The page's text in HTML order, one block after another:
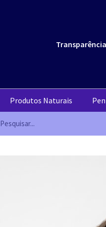
Transparência
Produtos Naturais